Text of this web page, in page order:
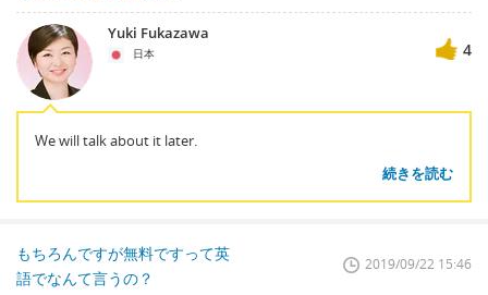
Yuki Fukazawa
日本 4
We will talk about it later.
続きを読む
もちろんですが無料ですって英
語でなんて言うの？
2019/09/22 15:46